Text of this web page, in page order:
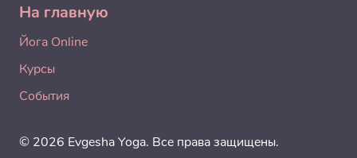
На главную
Йога Online
Курсы
События
© 2026 Evgesha Yoga. Все права защищены.